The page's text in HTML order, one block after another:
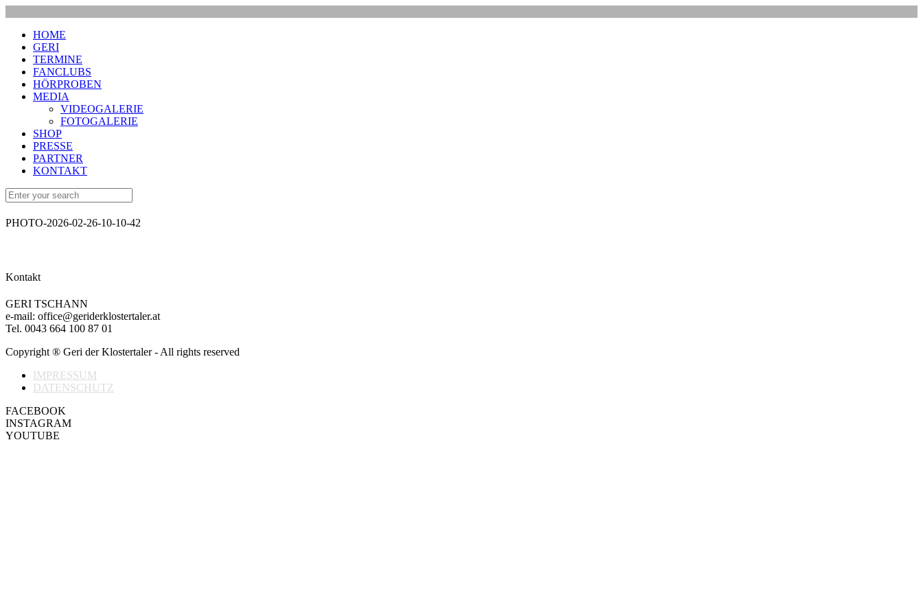
HOME
GERI
TERMINE
FANCLUBS
HÖRPROBEN
MEDIA
VIDEOGALERIE
FOTOGALERIE
SHOP
PRESSE
PARTNER
KONTAKT
PHOTO-2026-02-26-10-10-42
Kontakt
GERI TSCHANN
e-mail: office@geriderklostertaler.at
Tel. 0043 664 100 87 01
Copyright ® Geri der Klostertaler - All rights reserved
IMPRESSUM
DATENSCHUTZ
FACEBOOK
INSTAGRAM
YOUTUBE